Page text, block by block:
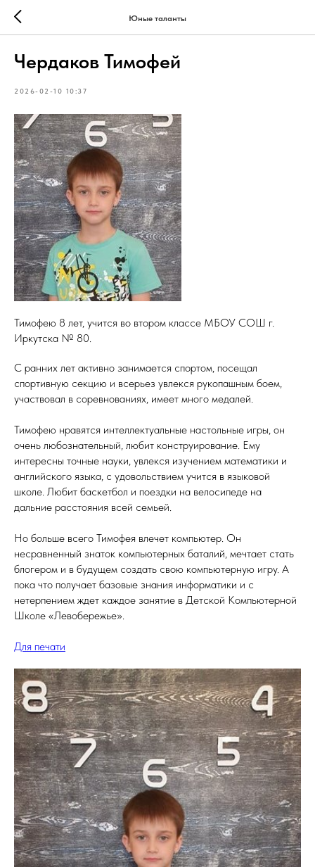
Юные таланты
Чердаков Тимофей
2026-02-10 10:37
Тимофею 8 лет, учится во втором классе МБОУ СОШ г.
Иркутска № 80.
С ранних лет активно занимается спортом, посещал
спортивную секцию и всерьез увлекся рукопашным боем,
участвовал в соревнованиях, имеет много медалей.
Тимофею нравятся интеллектуальные настольные игры, он
очень любознательный, любит конструирование. Ему
интересны точные науки, увлекся изучением математики и
английского языка, с удовольствием учится в языковой
школе. Любит баскетбол и поездки на велосипеде на
дальние расстояния всей семьей.
Но больше всего Тимофея влечет компьютер. Он
несравненный знаток компьютерных баталий, мечтает стать
блогером и в будущем создать свою компьютерную игру. А
пока что получает базовые знания информатики и с
нетерпением ждет каждое занятие в Детской Компьютерной
Школе «Левобережье».
Для печати